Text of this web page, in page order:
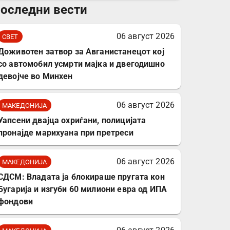
комплет за заштита на
вести
СВЕТ
06 август 2026
затвор за Авганистанецот кој
автомобил усмрти мајка и двегодишно
во Минхен
МАКЕДОНИЈА
06 август 2026
двајца охриѓани, полицијата
марихуана при претреси
МАКЕДОНИЈА
06 август 2026
Владата ја блокираше пругата кон
и изгуби 60 милиони евра од ИПА